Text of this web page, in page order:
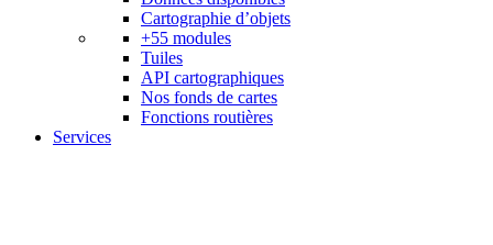
Cartographie d’objets
+55 modules
Tuiles
API cartographiques
Nos fonds de cartes
Fonctions routières
Services